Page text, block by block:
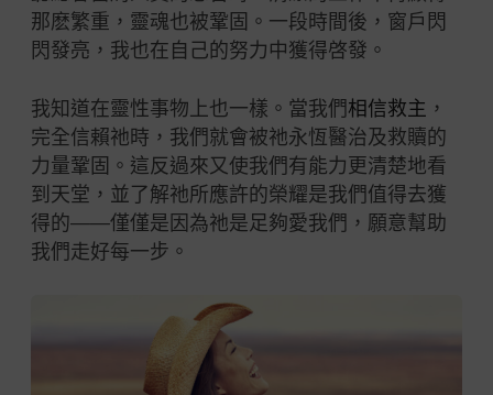
那麽繁重，靈魂也被鞏固。一段時間後，窗戶 閃
閃發亮，我也在自己的努力中獲得啓發。
我知道在靈性事物上也一樣。當我們相信救主 ，
完全信賴祂時，我們就會被祂永恆醫治及救贖的
力量鞏固。這反過來又使我們有能力更清楚地看
到天堂，並了解祂所應許的榮耀是我們值得去獲
得的——僅僅是因為祂是足夠愛我們，願意幫助
我們走好每一步。